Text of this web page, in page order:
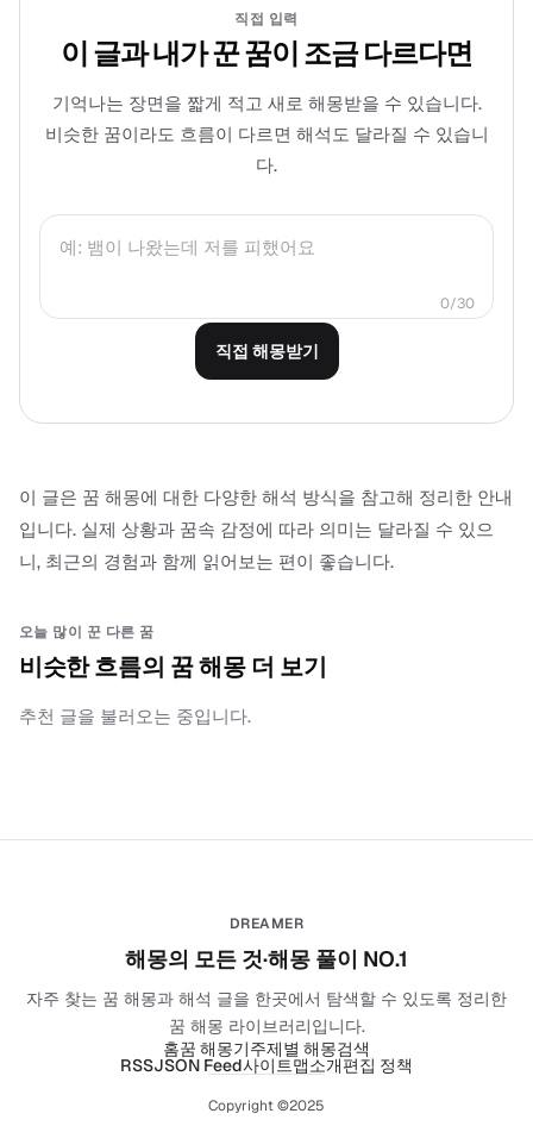
직접 입력
이 글과 내가 꾼 꿈이 조금 다르다면
기억나는 장면을 짧게 적고 새로 해몽받을 수 있습니다.
비슷한 꿈이라도 흐름이 다르면 해석도 달라질 수 있습니
다.
0/30
직접 해몽받기
이 글은 꿈 해몽에 대한 다양한 해석 방식을 참고해 정리한 안내
입니다. 실제 상황과 꿈속 감정에 따라 의미는 달라질 수 있으
니, 최근의 경험과 함께 읽어보는 편이 좋습니다.
오늘 많이 꾼 다른 꿈
비슷한 흐름의 꿈 해몽 더 보기
추천 글을 불러오는 중입니다.
DREAMER
해몽의 모든 것·해몽 풀이 NO.1
자주 찾는 꿈 해몽과 해석 글을 한곳에서 탐색할 수 있도록 정리한
꿈 해몽 라이브러리입니다.
홈꿈 해몽기주제별 해몽검색
RSSJSON Feed사이트맵소개편집 정책
Copyright ©2025